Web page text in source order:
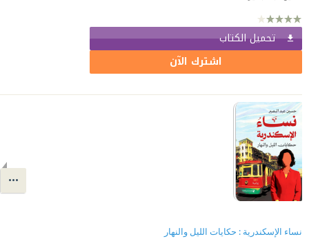
تحميل الكتاب
اشترك الآن
نساء الإسكندرية : حكايات الليل والنهار